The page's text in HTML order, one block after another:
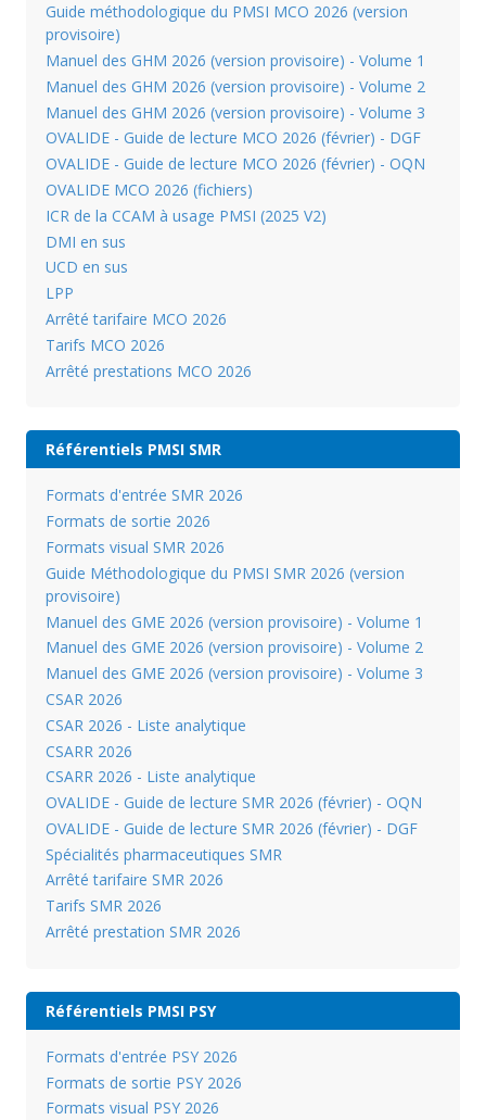
Guide méthodologique du PMSI MCO 2026 (version
provisoire)
Manuel des GHM 2026 (version provisoire) - Volume 1
Manuel des GHM 2026 (version provisoire) - Volume 2
Manuel des GHM 2026 (version provisoire) - Volume 3
OVALIDE - Guide de lecture MCO 2026 (février) - DGF
OVALIDE - Guide de lecture MCO 2026 (février) - OQN
OVALIDE MCO 2026 (fichiers)
ICR de la CCAM à usage PMSI (2025 V2)
DMI en sus
UCD en sus
LPP
Arrêté tarifaire MCO 2026
Tarifs MCO 2026
Arrêté prestations MCO 2026
Référentiels PMSI SMR
Formats d'entrée SMR 2026
Formats de sortie 2026
Formats visual SMR 2026
Guide Méthodologique du PMSI SMR 2026 (version
provisoire)
Manuel des GME 2026 (version provisoire) - Volume 1
Manuel des GME 2026 (version provisoire) - Volume 2
Manuel des GME 2026 (version provisoire) - Volume 3
CSAR 2026
CSAR 2026 - Liste analytique
CSARR 2026
CSARR 2026 - Liste analytique
OVALIDE - Guide de lecture SMR 2026 (février) - OQN
OVALIDE - Guide de lecture SMR 2026 (février) - DGF
Spécialités pharmaceutiques SMR
Arrêté tarifaire SMR 2026
Tarifs SMR 2026
Arrêté prestation SMR 2026
Référentiels PMSI PSY
Formats d'entrée PSY 2026
Formats de sortie PSY 2026
Formats visual PSY 2026